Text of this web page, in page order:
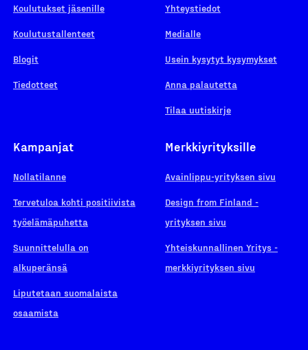
Koulutukset jäsenille
Koulutustallenteet
Blogit
Tiedotteet
Yhteystiedot
Medialle
Usein kysytyt kysymykset
Anna palautetta
Tilaa uutiskirje
Kampanjat
Nollatilanne
Tervetuloa kohti positiivista
työelämäpuhetta
Suunnittelulla on
alkuperänsä
Liputetaan suomalaista
osaamista
Merkkiyrityksille
Avainlippu-yrityksen sivu
Design from Finland -
yrityksen sivu
Yhteiskunnallinen Yritys -
merkkiyrityksen sivu